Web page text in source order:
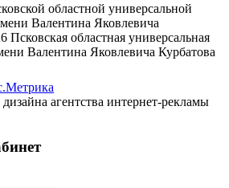
областной универсальной
Валентина Яковлевича
Псковская областная универсальная
Валентина Яковлевича Курбатова
агентства интернет-рекламы